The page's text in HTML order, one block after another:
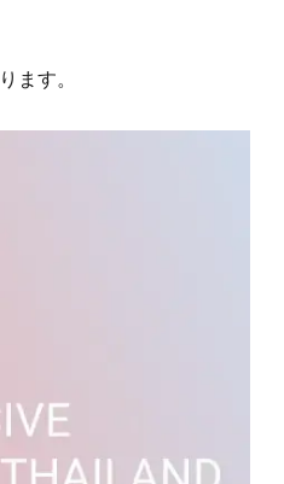
ます。